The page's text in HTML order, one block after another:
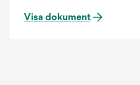
Visa dokument